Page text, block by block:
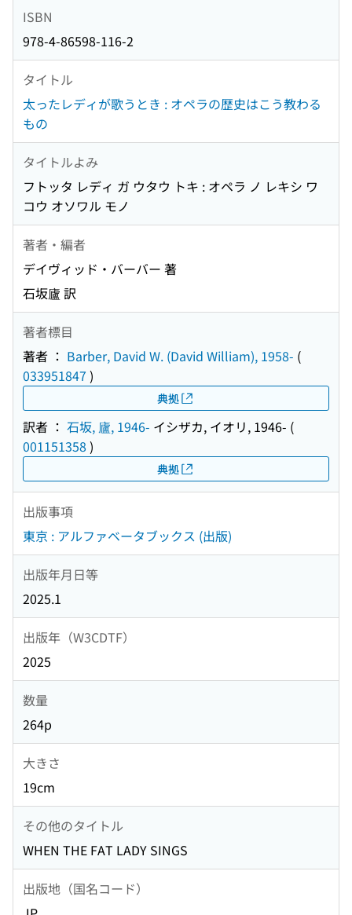
ISBN
978-4-86598-116-2
タイトル
太ったレディが歌うとき : オペラの歴史はこう教わる
もの
タイトルよみ
フトッタ レディ ガ ウタウ トキ : オペラ ノ レキシ ワ
コウ オソワル モノ
著者・編者
デイヴィッド・バーバー 著
石坂廬 訳
著者標目
著者 ： Barber, David W. (David William), 1958- (
033951847 )
典拠
訳者 ： 石坂, 廬, 1946- イシザカ, イオリ, 1946- (
001151358 )
典拠
出版事項
東京 : アルファベータブックス (出版)
出版年月日等
2025.1
出版年（W3CDTF）
2025
数量
264p
大きさ
19cm
その他のタイトル
WHEN THE FAT LADY SINGS
出版地（国名コード）